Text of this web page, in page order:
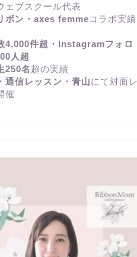
ェブスクール代表
ボン・axes femmeコラボ実績
4,000件超・Instagramフォロ
人超
250名 超の実績
通信レッスン・青山にて対面レ
催